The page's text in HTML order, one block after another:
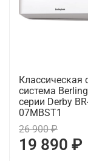
Классическая
система
серии Derby
07MBST1
26 900 ₽
19 890 ₽